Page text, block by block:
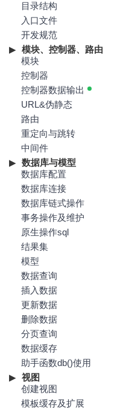
目录结构
入口文件
开发规范
模块、控制器、路由
模块
控制器
控制器数据输出
URL&伪静态
路由
重定向与跳转
中间件
数据库与模型
数据库配置
数据库连接
数据库链式操作
事务操作及维护
原生操作sql
结果集
模型
数据查询
插入数据
更新数据
删除数据
分页查询
数据缓存
助手函数db()使用
视图
创建视图
模板缓存及扩展